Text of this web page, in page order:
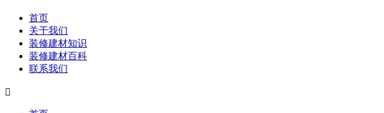
首页
关于我们
装修建材知识
装修建材百科
联系我们
